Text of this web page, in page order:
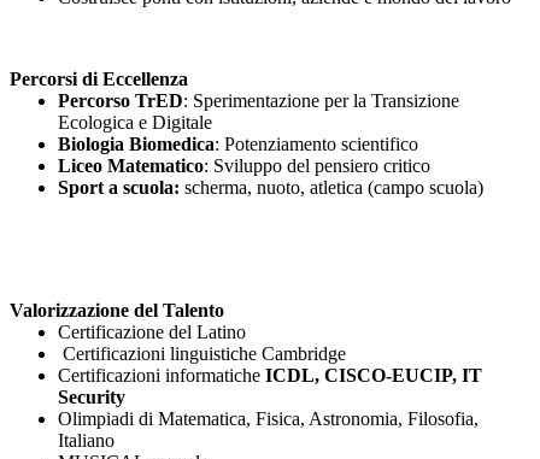
Percorsi di Eccellenza
Percorso TrED: Sperimentazione per la Transizione
Ecologica e Digitale
Biologia Biomedica: Potenziamento scientifico
Liceo Matematico: Sviluppo del pensiero critico
Sport a scuola: scherma, nuoto, atletica (campo scuola)
Valorizzazione del Talento
Certificazione del Latino
Certificazioni linguistiche Cambridge
Certificazioni informatiche ICDL, CISCO-EUCIP, IT
Security
Olimpiadi di Matematica, Fisica, Astronomia, Filosofia,
Italiano